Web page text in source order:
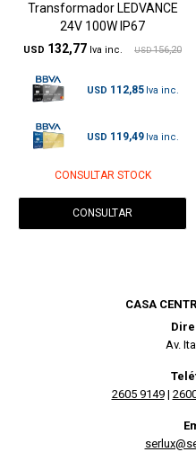
Transformador LEDVANCE
24V 100W IP67
USD 132,77 USD 156,20
USD 112,85
USD 119,49
CONSULTAR STOCK
CONSULTAR
CASA
Av.
2605 9149|